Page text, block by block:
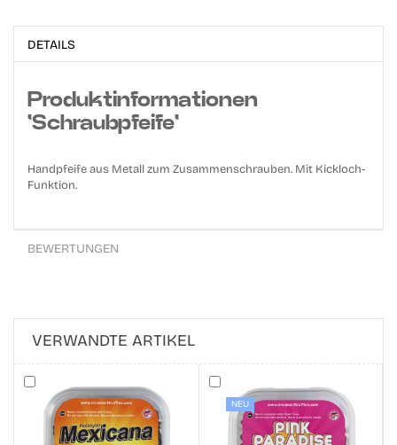
DETAILS
Produktinformationen
'Schraubpfeife'
Handpfeife aus Metall zum Zusammenschrauben. Mit Kickloch-
Funktion.
BEWERTUNGEN
VERWANDTE ARTIKEL
NEU